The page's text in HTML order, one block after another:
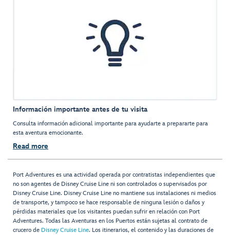
Información importante antes de tu visita
Consulta información adicional importante para ayudarte a prepararte para
esta aventura emocionante.
Read more
Port Adventures es una actividad operada por contratistas independientes que
no son agentes de Disney Cruise Line ni son controlados o supervisados por
Disney Cruise Line. Disney Cruise Line no mantiene sus instalaciones ni medios
de transporte, y tampoco se hace responsable de ninguna lesión o daños y
pérdidas materiales que los visitantes puedan sufrir en relación con Port
Adventures. Todas las Aventuras en los Puertos están sujetas al contrato de
crucero de Disney Cruise Line. Los itinerarios, el contenido y las duraciones de